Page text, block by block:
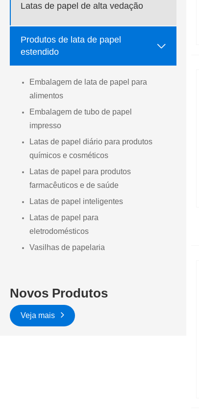
Latas de papel de alta vedação
Produtos de lata de papel
estendido

Embalagem de lata de papel para
alimentos
Embalagem de tubo de papel
impresso
Latas de papel diário para produtos
químicos e cosméticos
Latas de papel para produtos
farmacêuticos e de saúde
Latas de papel inteligentes
Latas de papel para
eletrodomésticos
Vasilhas de papelaria
Novos Produtos
Veja mais